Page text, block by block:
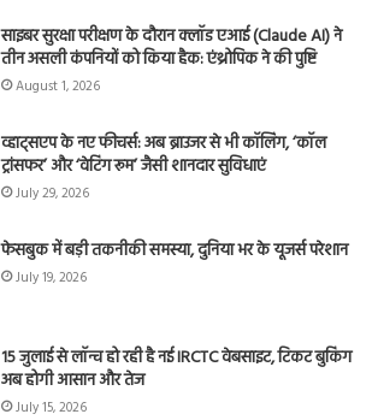
साइबर सुरक्षा परीक्षण के दौरान क्लॉड एआई (Claude AI) ने
तीन असली कंपनियों को किया हैक: एंथ्रोपिक ने की पुष्टि
August 1, 2026
व्हाट्सएप के नए फीचर्स: अब ब्राउजर से भी कॉलिंग, ‘कॉल
ट्रांसफर’ और ‘वेटिंग रूम’ जैसी शानदार सुविधाएं
July 29, 2026
फेसबुक में बड़ी तकनीकी समस्या, दुनिया भर के यूजर्स परेशान
July 19, 2026
15 जुलाई से लॉन्च हो रही है नई IRCTC वेबसाइट, टिकट बुकिंग
अब होगी आसान और तेज
July 15, 2026